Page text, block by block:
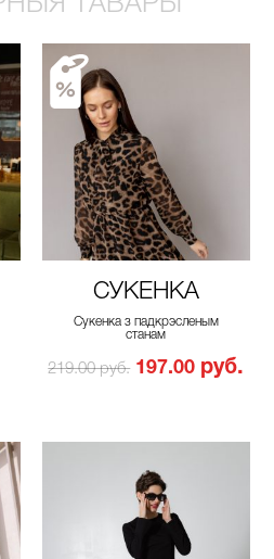
СУКЕНКА
Сукенка з падкрэсленым
станам
219.00 руб. 197.00 руб.